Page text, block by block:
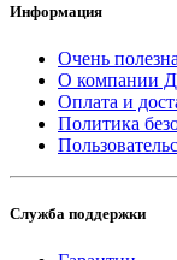
Информация
Очень
О компании
Оплата и
Политика
Служба поддержки